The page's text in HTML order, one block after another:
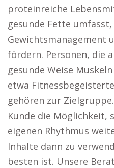
proteinreiche
gesunde Fette umfasst,
Gewichtsmanagement
fördern. Personen, die
gesunde Weise
etwa
gehören zur
Kunde die Möglichkeit,
eigenen Rhythmus
Inhalte dann zu
besten ist. Unsere